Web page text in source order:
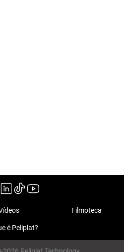
Filmoteca
é Peliplat?